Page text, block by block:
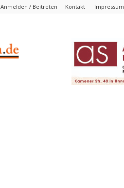
Anmelden / Beitreten Kontakt Impressum